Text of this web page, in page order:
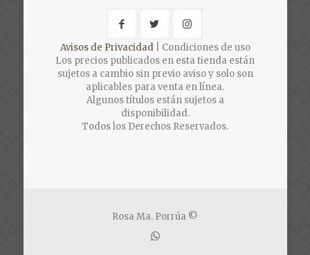
Avisos de Privacidad| Condiciones de uso
Los precios publicados en esta tienda están
sujetos a cambio sin previo aviso y solo son
aplicables para venta en línea.
Algunos títulos están sujetos a
disponibilidad.
Todos los Derechos Reservados.
Rosa Ma. Porrúa ©